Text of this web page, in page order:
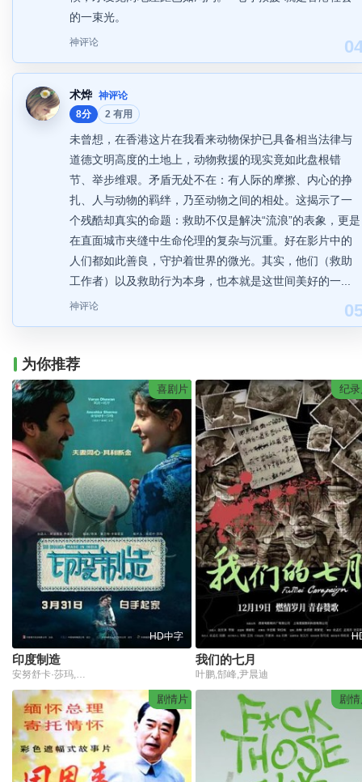
的一束光。
神评论
术烨 神评论
8分
2 有用
未曾想，在香港这片在我看来动物保护已具备相当法律与
道德文明高度的土地上，动物救援的现实竟如此盘根错
节、举步维艰。矛盾无处不在：有人际的摩擦、内心的挣
扎、人与动物的羁绊，乃至动物之间的相处。这揭示了一
个残酷却真实的命题：救助不仅是解决“流浪”的表象，更是
在直面城市夹缝中生命伦理的复杂与沉重。好在影片中的
人们都如此善良，守护着世界的微光。其实，他们（救助
工作者）以及救助行为本身，也本就是这世间美好的一...
神评论
为你推荐
喜剧片
HD中字
印度制造
安努舒卡·莎玛,瓦伦·达万,拉格胡维尔·亚达夫,纳米特·达斯,吉恩德拉·沙斯特里
纪
我们的七月
叶鹏,郜峰,尹晨迪
剧情片 剧